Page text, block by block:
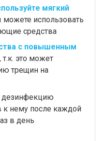
мягкий
можете использовать
средства
с повышенным
, т.к. это может
трещин на
дезинфекцию
к нему после каждой
в день